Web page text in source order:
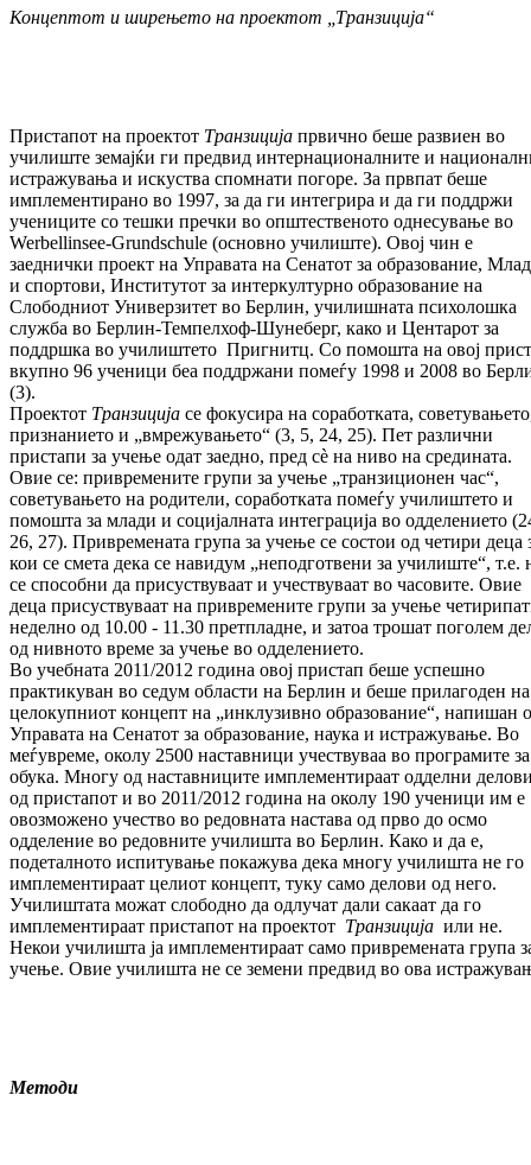
Концептот и ширењето на проектот „Транзиција“
Пристапот на проектот Транзиција првично беше развиен во
училиште земајќи ги предвид интернационалните и
истражувања и искуства спомнати погоре. За првпат беше
имплементирано во 1997, за да ги интегрира и да ги поддржи
учениците со тешки пречки во општественото однесување во
Werbellinsee-Grundschule (основно училиште). Овој чин е
заеднички проект на Управата на Сенатот за образование,
и спортови, Институтот за интеркултурно образование на
Слободниот Универзитет во Берлин, училишната психолошка
служба во Берлин-Темпелхоф-Шунеберг, како и Центарот за
поддршка во училиштето Пригнитц. Со помошта на овој
вкупно 96 ученици беа поддржани помеѓу 1998 и 2008 во
(3).
Проектот Транзиција се фокусира на соработката,
признанието и „вмрежувањето“ (3, 5, 24, 25). Пет различни
пристапи за учење одат заедно, пред сѐ на ниво на средината.
Овие се: привремените групи за учење „транзиционен час“,
советувањето на родители, соработката помеѓу училиштето и
помошта за млади и социјалната интеграција во одделението
26, 27). Привремената група за учење се состои од четири деца
кои се смета дека се навидум „неподготвени за училиште“, т.е.
се способни да присуствуваат и учествуваат во часовите. Овие
деца присуствуваат на привремените групи за учење
неделно од 10.00 - 11.30 претпладне, и затоа трошат поголем
од нивното време за учење во одделението.
Во учебната 2011/2012 година овој пристап беше успешно
практикуван во седум области на Берлин и беше прилагоден на
целокупниот концепт на „инклузивно образование“, напишан
Управата на Сенатот за образование, наука и истражување. Во
меѓувреме, околу 2500 наставници учествуваа во програмите за
обука. Многу од наставниците имплементираат одделни
од пристапот и во 2011/2012 година на околу 190 ученици им е
овозможено учество во редовната настава од прво до осмо
одделение во редовните училишта во Берлин. Како и да е,
подеталното испитување покажува дека многу училишта не го
имплементираат целиот концепт, туку само делови од него.
Училиштата можат слободно да одлучат дали сакаат да го
имплементираат пристапот на проектот Транзиција или не.
Некои училишта ја имплементираат само привремената група
учење. Овие училишта не се земени предвид во ова
Методи